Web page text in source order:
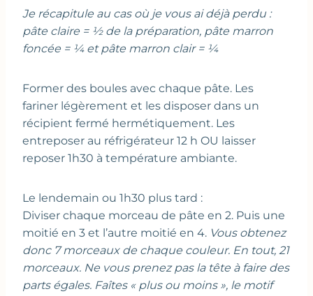
Je récapitule au cas où je vous ai déjà perdu :
pâte claire = ½ de la préparation, pâte marron
foncée = ¼ et pâte marron clair = ¼
Former des boules avec chaque pâte. Les
fariner légèrement et les disposer dans un
récipient fermé hermétiquement. Les
entreposer au réfrigérateur 12 h OU laisser
reposer 1h30 à température ambiante.
Le lendemain ou 1h30 plus tard :
Diviser chaque morceau de pâte en 2. Puis une
moitié en 3 et l’autre moitié en 4. Vous obtenez
donc 7 morceaux de chaque couleur. En tout, 21
morceaux. Ne vous prenez pas la tête à faire des
parts égales. Faîtes « plus ou moins », le motif